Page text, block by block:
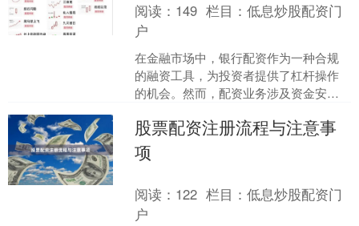
阅读： 149 栏目：低息炒股配资门
户
在金融市场中，银行配资作为一种合规
的融资工具，为投资者提供了杠杆操作
的机会。然而，配资业务涉及资金安全
流程**与**合规要....
股票配资注册流程与注意事
项
阅读： 122 栏目：低息炒股配资门
户